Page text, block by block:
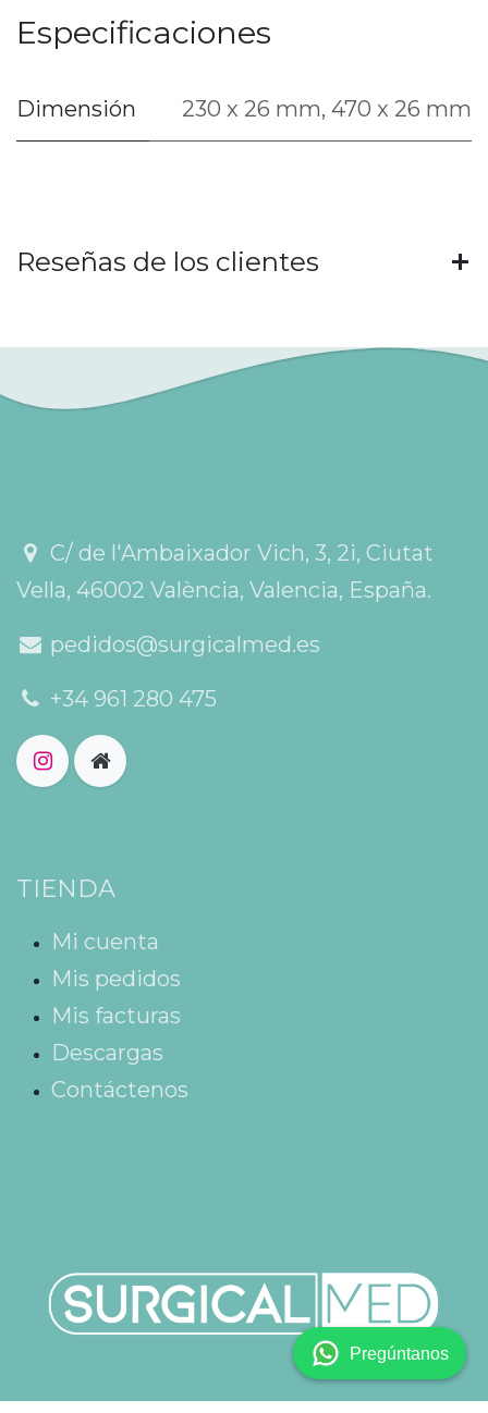
Especificaciones
Dimensión 230 x 26 mm, 470 x 26 mm
Reseñas de los clientes
C/ de l'Ambaixador Vich, 3, 2i, Ciutat
Vella, 46002 València, Valencia, España.
pedidos@surgicalmed.es
+34 961 280 475
TIENDA
Mi cuenta
Mis pedidos
Mis facturas
Descargas
Contáctenos
Pregúntanos